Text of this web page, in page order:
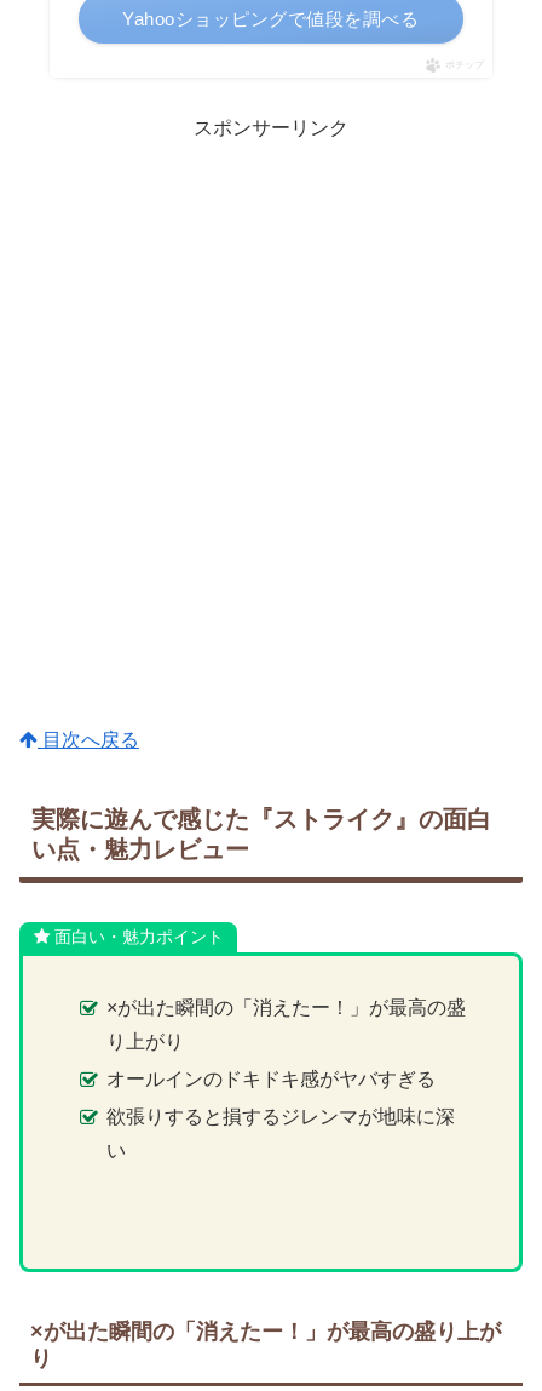
Yahooショッピングで値段を調べる
ポチップ
スポンサーリンク
目次へ戻る
実際に遊んで感じた『ストライク』の面白
い点・魅力レビュー
面白い・魅力ポイント
×が出た瞬間の「消えたー！」が最高の盛
り上がり
オールインのドキドキ感がヤバすぎる
欲張りすると損するジレンマが地味に深
い
×が出た瞬間の「消えたー！」が最高の盛り上が
り